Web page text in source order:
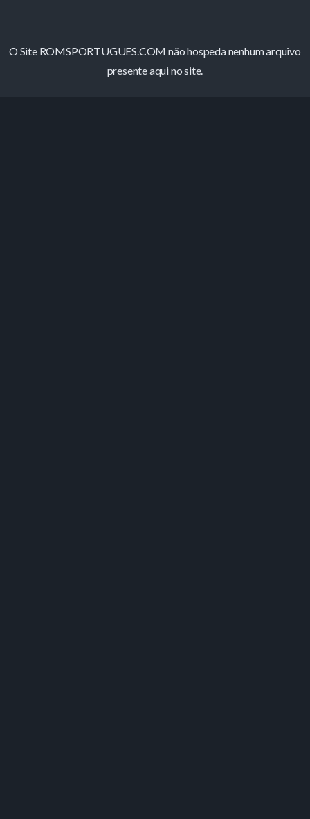
O Site ROMSPORTUGUES.COM não hospeda nenhum arquivo
presente aqui no site.